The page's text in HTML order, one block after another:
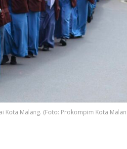
Malang. (Foto: Prokompim Kota